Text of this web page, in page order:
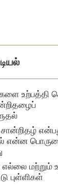
உற்பத்தி
என்ன
மற்றும்
புள்ளிகள்